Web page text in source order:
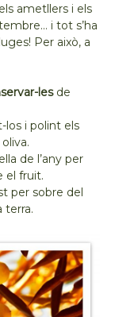
ametllers i els
i tot s’ha
Per això, a
lesde
los i polint els
de l’any per
el fruit.
per sobre del
terra.